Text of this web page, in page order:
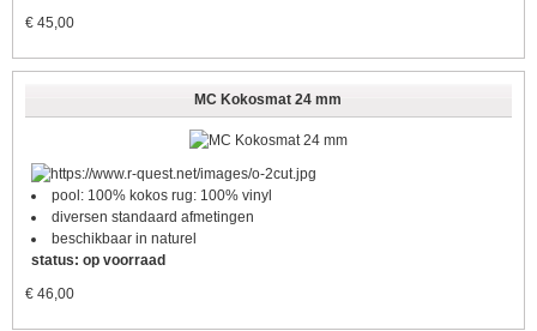
€ 45,00
MC Kokosmat 24 mm
pool: 100% kokos rug: 100% vinyl
diversen standaard afmetingen
beschikbaar in naturel
status: op voorraad
€ 46,00